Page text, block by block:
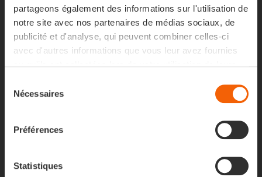
partageons également des informations sur l'utilisation de
notre site avec nos partenaires de médias sociaux, de
publicité et d'analyse, qui peuvent combiner celles-ci
avec d'autres informations que vous leur avez fournies
Nécessaires
Préférences
Statistiques